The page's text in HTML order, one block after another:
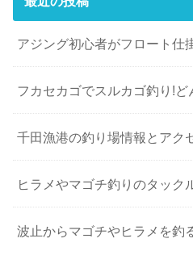
アジング初心者がフロート仕
フカセカゴでスルカゴ釣り!
千田漁港の釣り場情報とアク
ヒラメやマゴチ釣りのタック
波止からマゴチやヒラメを釣